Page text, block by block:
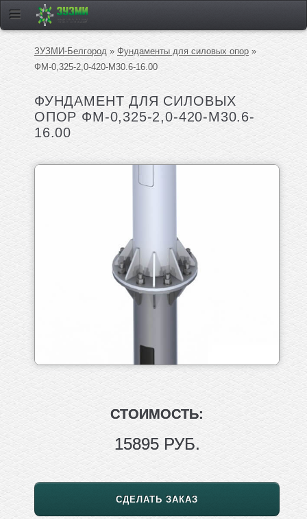
ЗУЗМИ-Белгород » Фундаменты для силовых опор »
ФМ-0,325-2,0-420-М30.6-16.00
ФУНДАМЕНТ ДЛЯ СИЛОВЫХ
ОПОР ФМ-0,325-2,0-420-М30.6-
16.00
СТОИМОСТЬ:
15895 РУБ.
СДЕЛАТЬ ЗАКАЗ